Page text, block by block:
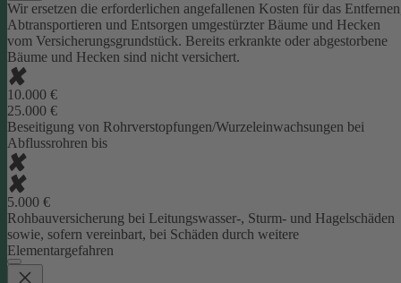
Wir ersetzen die erforderlichen angefallenen Kosten für das
Abtransportieren und Entsorgen umgestürzter Bäume und Hecken
vom Versicherungsgrundstück. Bereits erkrankte oder abgestorbene
Bäume und Hecken sind nicht versichert.
10.000 €
25.000 €
Beseitigung von Rohrverstopfungen/Wurzeleinwachsungen bei
Abflussrohren bis
5.000 €
Rohbauversicherung bei Leitungswasser-, Sturm- und Hagelschäden
sowie, sofern vereinbart, bei Schäden durch weitere
Elementargefahren